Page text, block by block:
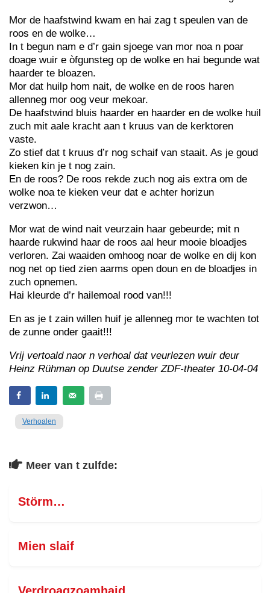
Mor de haafstwind kwam en hai zag t speulen van de
roos en de wolke…
In t begun nam e d’r gain sjoege van mor noa n poar
doage wuir e òfgunsteg op de wolke en hai begunde wat
haarder te bloazen.
Mor dat huilp hom nait, de wolke en de roos haren
allenneg mor oog veur mekoar.
De haafstwind bluis haarder en haarder en de wolke huil
zuch mit aale kracht aan t kruus van de kerktoren
vaste.
Zo stief dat t kruus d’r nog schaif van staait. As je goud
kieken kin je t nog zain.
En de roos? De roos rekde zuch nog ais extra om de
wolke noa te kieken veur dat e achter horizun
verzwon…
Mor wat de wind nait veurzain haar gebeurde; mit n
haarde rukwind haar de roos aal heur mooie bloadjes
verloren. Zai waaiden omhoog noar de wolke en dij kon
nog net op tied zien aarms open doun en de bloadjes in
zuch opnemen.
Hai kleurde d’r hailemoal rood van!!!
En as je t zain willen huif je allenneg mor te wachten tot
de zunne onder gaait!!!
Vrij vertoald naor n verhoal dat veurlezen wuir deur
Heinz Rühman op Duutse zender ZDF-theater 10-04-04
Verhoalen
Meer van t zulfde:
Störm…
Mien slaif